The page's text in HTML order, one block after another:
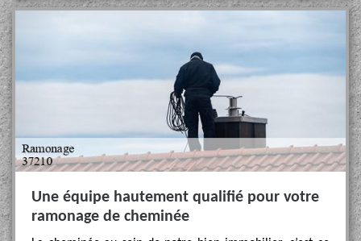
Une équipe hautement qualifié pour votre
ramonage de cheminée